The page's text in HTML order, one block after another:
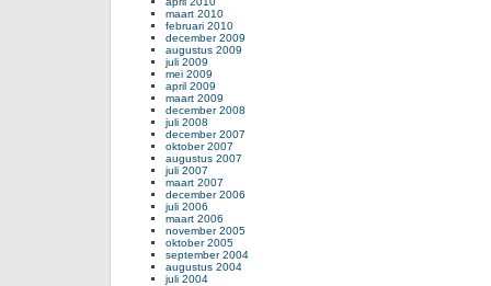
maart 2010
februari 2010
december 2009
augustus 2009
juli 2009
mei 2009
april 2009
maart 2009
december 2008
juli 2008
december 2007
oktober 2007
augustus 2007
juli 2007
maart 2007
december 2006
juli 2006
maart 2006
november 2005
oktober 2005
september 2004
augustus 2004
juli 2004